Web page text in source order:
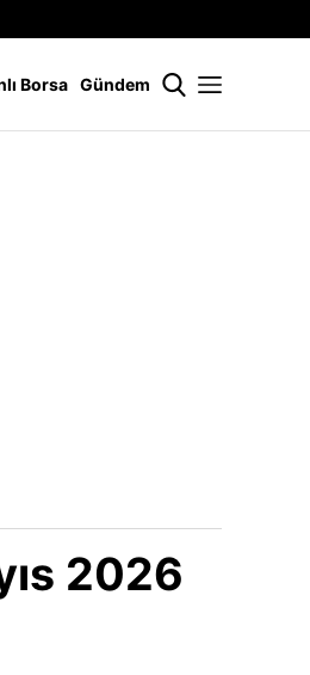
Borsa Gündem
2026